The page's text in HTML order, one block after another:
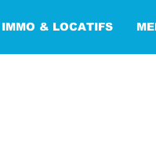
& LOCATIFS